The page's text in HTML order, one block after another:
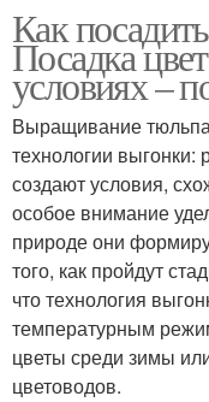
Как
Посадка
условиях –
Выращивание
технологии выгонки:
создают условия,
особое внимание
природе они
того, как пройдут
что технология
температурным
цветы среди зимы
цветоводов.